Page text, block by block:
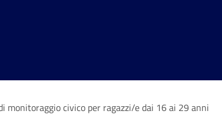
monitoraggio civico per ragazzi/e dai 16 ai 29 anni